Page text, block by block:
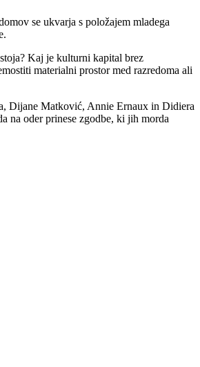
se ukvarja s položajem mladega
Kaj je kulturni kapital brez
materialni prostor med razredoma ali
Dijane Matković, Annie Ernaux in Didiera
na oder prinese zgodbe, ki jih morda